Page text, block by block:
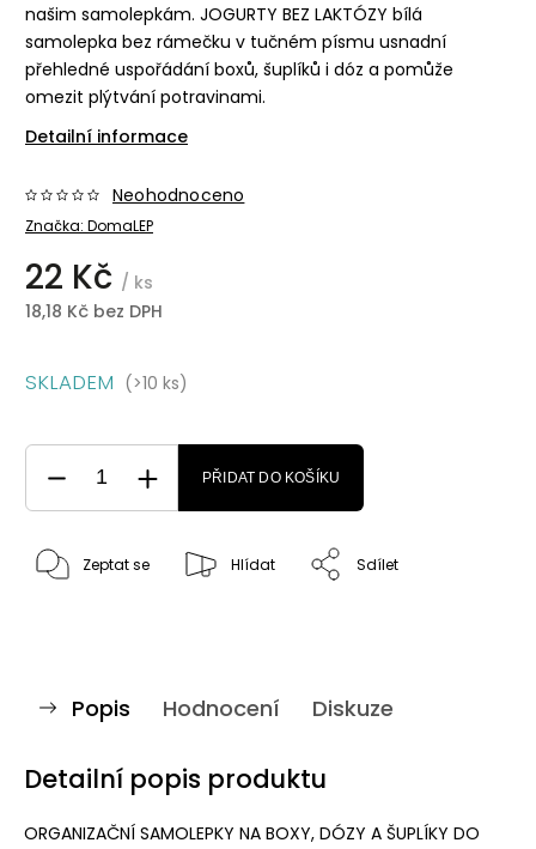
našim samolepkám. JOGURTY BEZ LAKTÓZY bílá
samolepka bez rámečku v tučném písmu usnadní
přehledné uspořádání boxů, šuplíků i dóz a pomůže
omezit plýtvání potravinami.
Detailní informace
Značka: DomaLEP
Neohodnoceno
22 Kč / ks
18,18 Kč bez DPH
SKLADEM (>10 ks)
PŘIDAT DO KOŠÍKU
Zeptat se Hlídat Sdílet
Popis Hodnocení Diskuze
Detailní popis produktu
ORGANIZAČNÍ SAMOLEPKY NA BOXY, DÓZY A ŠUPLÍKY DO